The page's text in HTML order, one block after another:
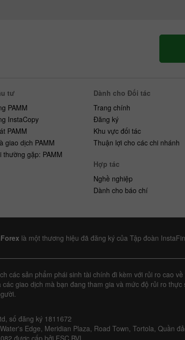
tư
PAMM
InstaCopy
PAMM
giao dịch PAMM
thường gặp: PAMM
Dành cho Đối tác
Trang chính
Đăng ký
Khu vực đối tác
Thuận lợi cho các chi nhánh
Hợp tác
Nghề nghiệp
Dành cho báo chí
là một thương hiệu đã đăng ký của Tập đoàn
các sản phẩm phái sinh tài chính đi kèm với rủi ro cao
giao dịch mà bạn đang tham gia và mức độ rủi ro
số đăng ký 1811672
Edge, Meridian Plaza, Road Town, Tortola, Quần
được cấp bởi FSC BVI